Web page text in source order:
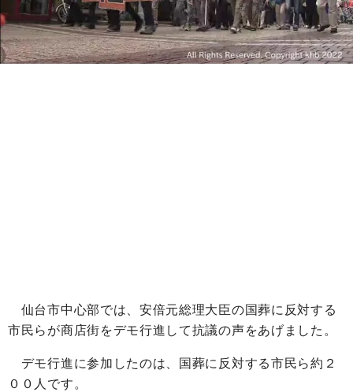
仙台市中心部では、安倍元総理大臣の国葬に反対する
市民らが商店街をデモ行進して抗議の声をあげました。
デモ行進に参加したのは、国葬に反対する市民ら約２
００人です。